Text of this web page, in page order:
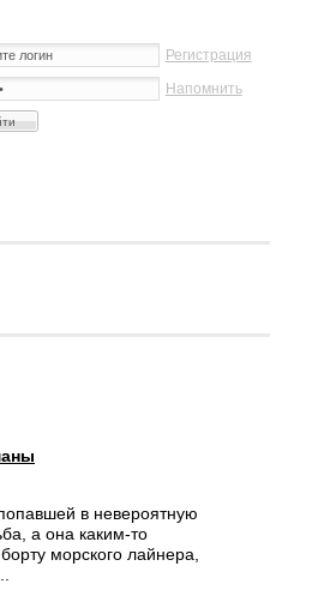
Регистрация
Напомнить
в невероятную
а она каким-то
морского лайнера,